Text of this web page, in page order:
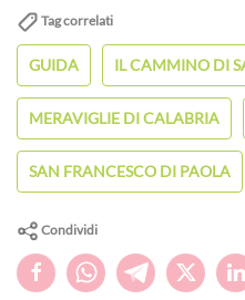
Tag correlati
GUIDA IL CAMMINO DI
MERAVIGLIE DI CALABRIA
SAN FRANCESCO DI PAOLA
Condividi